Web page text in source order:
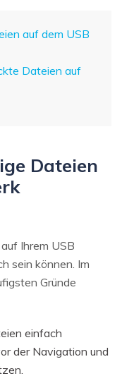
auf dem USB
Dateien auf
Dateien
Ihrem USB
sein können. Im
Gründe
einfach
der Navigation und